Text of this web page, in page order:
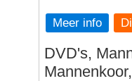
Meer info
DVD's,